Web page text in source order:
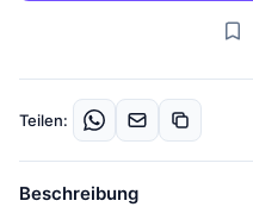
Teilen:
Beschreibung